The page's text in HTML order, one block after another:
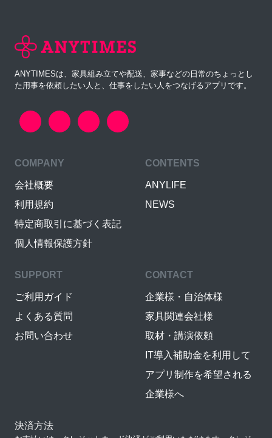
ANYTIMESは、家具組み立てや配送、家事などの日常のちょっとし
た用事を依頼したい人と、仕事をしたい人をつなげるアプリです。
COMPANY
会社概要
利用規約
特定商取引に基づく表記
個人情報保護方針
CONTENTS
ANYLIFE
NEWS
SUPPORT
ご利用ガイド
よくある質問
お問い合わせ
CONTACT
企業様・自治体様
家具関連会社様
取材・講演依頼
IT導入補助金を利用して
アプリ制作を希望される
企業様へ
決済方法